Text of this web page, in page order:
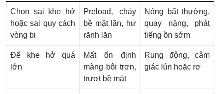
Chọn sai khe hở
hoặc sai quy cách
vòng bi
Preload, cháy
bề mặt lăn, hư
rãnh lăn
Nóng bất thường,
quay nặng, phát
tiếng ồn sớm
Để khe hở quá
lớn
Mất ổn định
màng bôi trơn,
trượt bề mặt
Rung động, cảm
giác lún hoặc rơ